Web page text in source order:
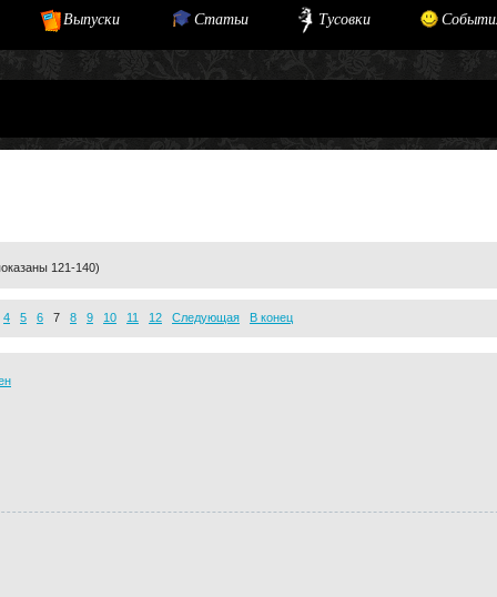
Выпуски Статьи Тусовки
121-140)
4 5 6 7 8 9 10 11 12 Следующая В конец